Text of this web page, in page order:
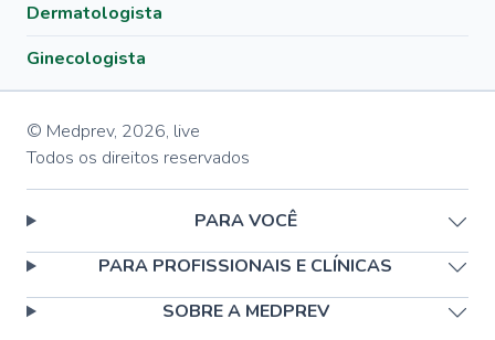
Dermatologista
Ginecologista
© Medprev, 2026, live
Todos os direitos reservados
PARA VOCÊ
PARA PROFISSIONAIS E CLÍNICAS
SOBRE A MEDPREV